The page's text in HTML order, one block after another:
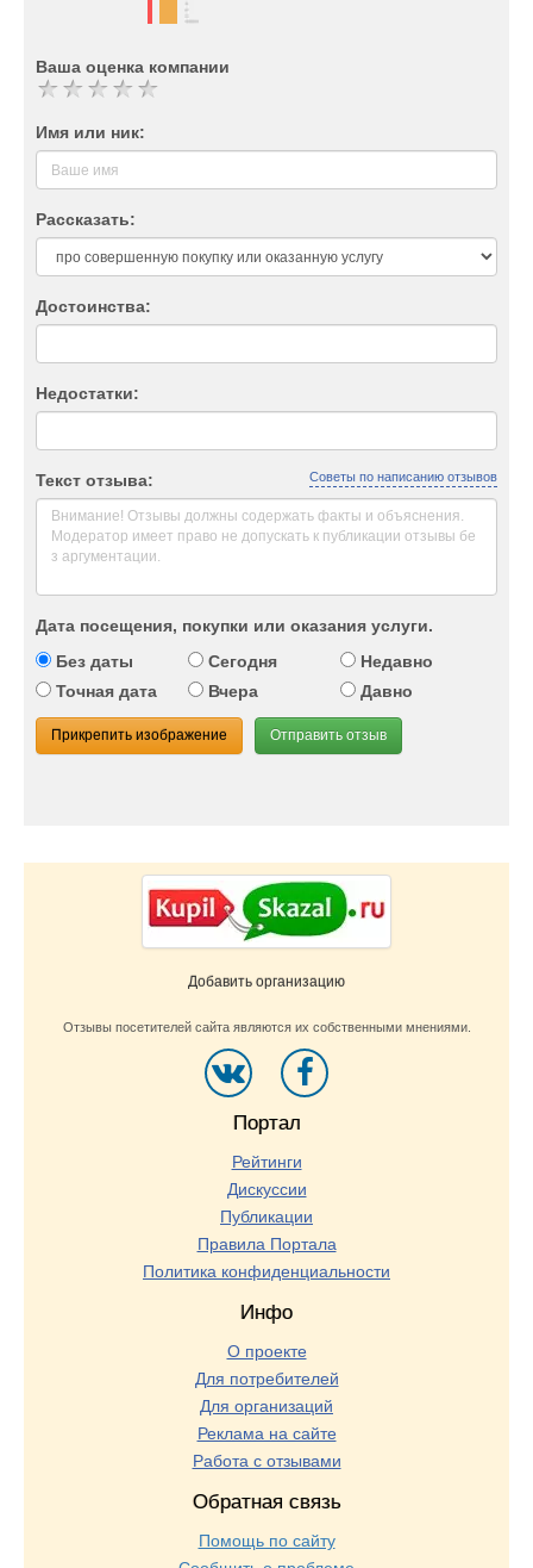
Ваша оценка компании
Имя или ник:
Рассказать:
Достоинства:
Недостатки:
Текст отзыва: Советы по написанию отзывов
Дата посещения, покупки или оказания услуги.
Без даты
Сегодня
Недавно
Точная дата
Вчера Давно
Прикрепить изображение Отправить отзыв
Добавить организацию
Отзывы посетителей сайта являются их собственными мнениями.
Портал
Рейтинги
Дискуссии
Публикации
Правила Портала
Политика конфиденциальности
Инфо
О проекте
Для потребителей
Для организаций
Реклама на сайте
Работа с отзывами
Обратная связь
Помощь по сайту